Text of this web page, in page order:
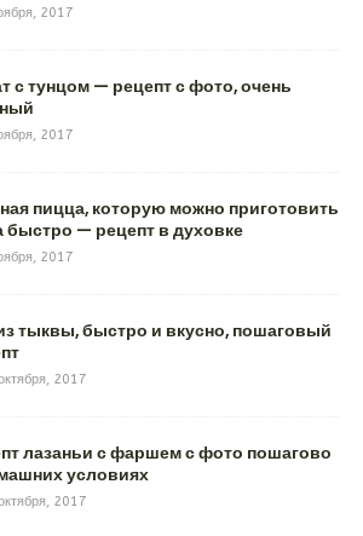
2017
с тунцом — рецепт с фото, очень
2017
пицца, которую можно приготовить
быстро — рецепт в духовке
2017
тыквы, быстро и вкусно, пошаговый
2017
лазаньи с фаршем с фото пошагово
условиях
2017